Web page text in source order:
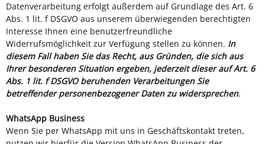
Datenverarbeitung erfolgt außerdem auf Grundlage des Art. 6
Abs. 1 lit. f DSGVO aus unserem überwiegenden berechtigten
Interesse Ihnen eine benutzerfreundliche
Widerrufsmöglichkeit zur Verfügung stellen zu können. In
diesem Fall haben Sie das Recht, aus Gründen, die sich aus
Ihrer besonderen Situation ergeben, jederzeit dieser auf Art. 6
Abs. 1 lit. f DSGVO beruhenden Verarbeitungen Sie
betreffender personenbezogener Daten zu widersprechen.
WhatsApp Business
Wenn Sie per WhatsApp mit uns in Geschäftskontakt treten,